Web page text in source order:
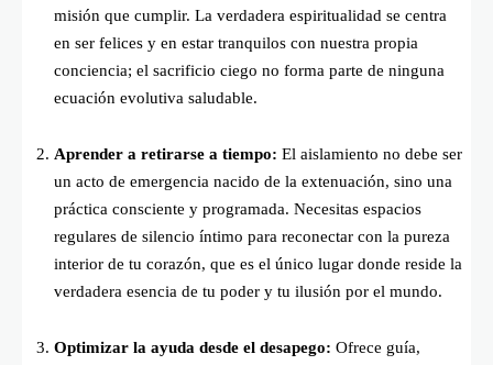
misión que cumplir. La verdadera espiritualidad se centra
en ser felices y en estar tranquilos con nuestra propia
conciencia; el sacrificio ciego no forma parte de ninguna
ecuación evolutiva saludable.
Aprender a retirarse a tiempo: El aislamiento no debe ser
un acto de emergencia nacido de la extenuación, sino una
práctica consciente y programada. Necesitas espacios
regulares de silencio íntimo para reconectar con la pureza
interior de tu corazón, que es el único lugar donde reside la
verdadera esencia de tu poder y tu ilusión por el mundo.
Optimizar la ayuda desde el desapego: Ofrece guía,